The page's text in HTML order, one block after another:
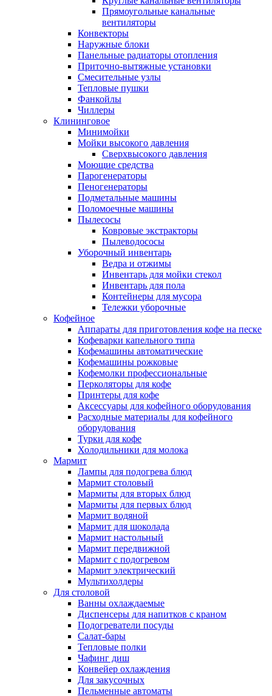
Прямоугольные канальные
вентиляторы
Конвекторы
Наружные блоки
Панельные радиаторы отопления
Приточно-вытяжные установки
Смесительные узлы
Тепловые пушки
Фанкойлы
Чиллеры
Клининговое
Минимойки
Мойки высокого давления
Сверхвысокого давления
Моющие средства
Парогенераторы
Пеногенераторы
Подметальные машины
Поломоечные машины
Пылесосы
Ковровые экстракторы
Пылеводососы
Уборочный инвентарь
Ведра и отжимы
Инвентарь для мойки стекол
Инвентарь для пола
Контейнеры для мусора
Тележки уборочные
Кофейное
Аппараты для приготовления кофе на песке
Кофеварки капельного типа
Кофемашины автоматические
Кофемашины рожковые
Кофемолки профессиональные
Перколяторы для кофе
Принтеры для кофе
Аксессуары для кофейного оборудования
Расходные материалы для кофейного
оборудования
Турки для кофе
Холодильники для молока
Мармит
Лампы для подогрева блюд
Мармит столовый
Мармиты для вторых блюд
Мармиты для первых блюд
Мармит водяной
Мармит для шоколада
Мармит настольный
Мармит передвижной
Мармит с подогревом
Мармит электрический
Мультихолдеры
Для столовой
Ванны охлаждаемые
Диспенсеры для напитков с краном
Подогреватели посуды
Салат-бары
Тепловые полки
Чафинг диш
Конвейер охлаждения
Для закусочных
Пельменные автоматы